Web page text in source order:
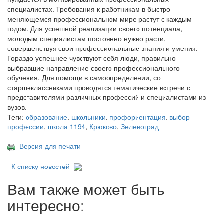
специалистах. Требования к работникам в быстро
меняющемся профессиональном мире растут с каждым
годом. Для успешной реализации своего потенциала,
молодым специалистам постоянно нужно расти,
совершенствуя свои профессиональные знания и умения.
Гораздо успешнее чувствуют себя люди, правильно
выбравшие направление своего профессионального
обучения. Для помощи в самоопределении, со
старшеклассниками проводятся тематические встречи с
представителями различных профессий и специалистами из
вузов.
Теги: образование, школьники, профориентация, выбор
профессии, школа 1194, Крюково, Зеленоград
Версия для печати
К списку новостей
Вам также может быть
интересно: